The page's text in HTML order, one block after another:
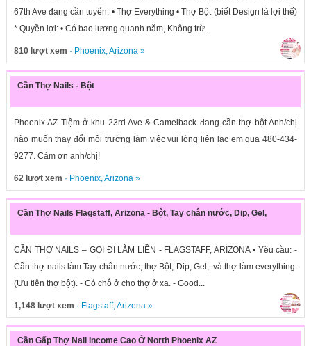
67th Ave đang cần tuyển: • Thợ Everything • Thợ Bột (biết Design là lợi thế)
* Quyền lợi: • Có bao lương quanh năm, Không trừ...
810 lượt xem · Phoenix,Arizona»
Cần Thợ Nails - Bột
Phoenix AZ Tiệm ở khu 23rd Ave & Camelback đang cần thợ bột Anh/chị
nào muốn thay đổi môi trường làm việc vui lòng liên lạc em qua 480-434-
9277. Cảm ơn anh/chị!
62 lượt xem · Phoenix,Arizona»
Cần Thợ Nails Flagstaff, Arizona - Bột, Tay chân nước, Dip, Gel,
CẦN THỢ NAILS – GỌI ĐI LÀM LIỀN - FLAGSTAFF, ARIZONA • Yêu cầu: -
Cần thợ nails làm Tay chân nước, thợ Bột, Dip, Gel,..và thợ làm everything.
(Ưu tiên thợ bột). - Có chỗ ở cho thợ ở xa. - Good...
1,148 lượt xem · Flagstaff,Arizona»
Cần Gấp Thợ Nail Income Cao Ở North Phoenix AZ